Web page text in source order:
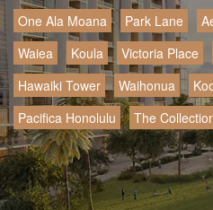
One Ala Moana Park Lane
Waiea
Koula Victoria Place
Hawaiki Tower
Waihonua
Pacifica Honolulu
The